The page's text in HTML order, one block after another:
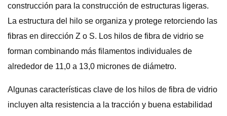
construcción para la construcción de estructuras ligeras.
La estructura del hilo se organiza y protege retorciendo las
fibras en dirección Z o S. Los hilos de fibra de vidrio se
forman combinando más filamentos individuales de
alrededor de 11,0 a 13,0 micrones de diámetro.
Algunas características clave de los hilos de fibra de vidrio
incluyen alta resistencia a la tracción y buena estabilidad